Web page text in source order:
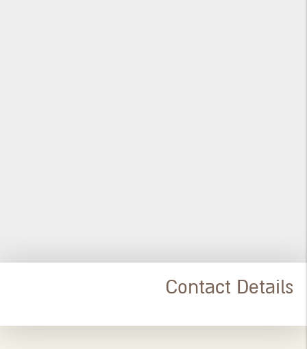
Contact Details